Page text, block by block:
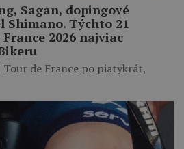
Sagan, dopingové
Týchto 21
2026 najviac
Tour de France po piatykrát,